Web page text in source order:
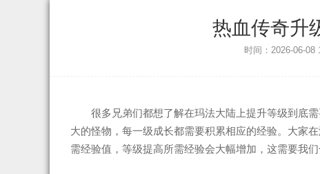
热血传奇升
时间：2026-06-
很多兄弟们都想了解在玛法大陆上提升等级到底
大的怪物，每一级成长都需要积累相应的经验。大家
需经验值，等级提高所需经验会大幅增加，这需要我们